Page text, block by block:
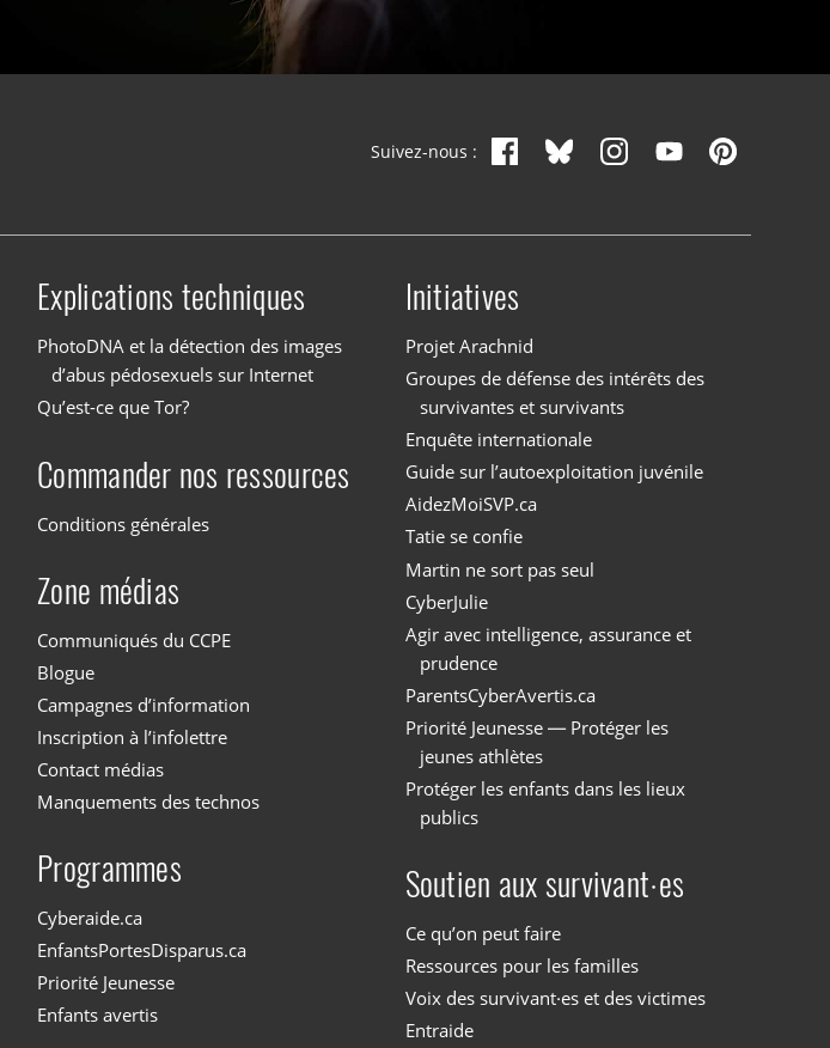
Suivez-nous :
Explications techniques
PhotoDNA et la détection des images
d’abus pédosexuels sur Internet
Qu’est-ce que Tor?
Commander nos ressources
Conditions générales
Zone médias
Communiqués du CCPE
Blogue
Campagnes d’information
Inscription à l’infolettre
Contact médias
Manquements des technos
Programmes
Cyberaide.ca
EnfantsPortesDisparus.ca
Priorité Jeunesse
Enfants avertis
Initiatives
Projet Arachnid
Groupes de défense des intérêts des
survivantes et survivants
Enquête internationale
Guide sur l’autoexploitation juvénile
AidezMoiSVP.ca
Tatie se confie
Martin ne sort pas seul
CyberJulie
Agir avec intelligence, assurance et
prudence
ParentsCyberAvertis.ca
Priorité Jeunesse — Protéger les
jeunes athlètes
Protéger les enfants dans les lieux
publics
Soutien aux survivant·es
Ce qu’on peut faire
Ressources pour les familles
Voix des survivant·es et des victimes
Entraide